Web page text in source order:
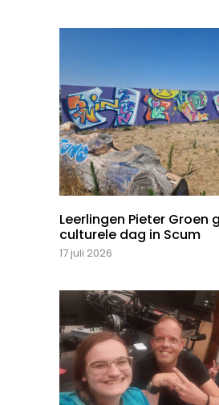
Leerlingen Pieter Groen
culturele dag in Scum
17 juli 2026